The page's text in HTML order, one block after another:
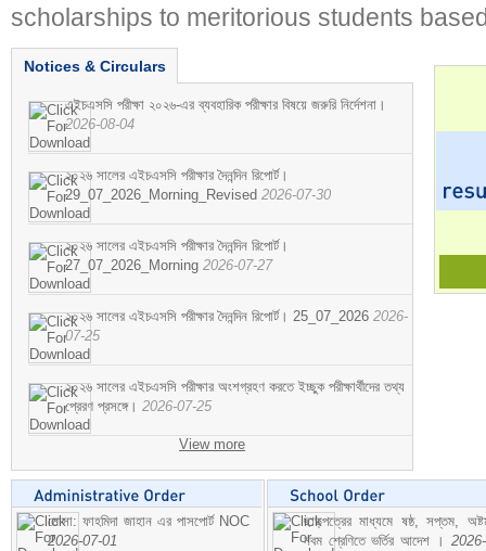
scholarships to meritorious students
Notices & Circulars
এইচএসসি পরীক্ষা ২০২৬-এর ব্যবহারিক পরীক্ষার বিষয়ে জরুরি নির্দেশনা।
2026-08-04
২০২৬ সালের এইচএসসি পরীক্ষার দৈনন্দিন রিপোর্ট।
29_07_2026_Morning_Revised 2026-07-30
২০২৬ সালের এইচএসসি পরীক্ষার দৈনন্দিন রিপোর্ট।
27_07_2026_Morning 2026-07-27
২০২৬ সালের এইচএসসি পরীক্ষার দৈনন্দিন রিপোর্ট। 25_07_2026 2026-
07-25
২০২৬ সালের এইচএসসি পরীক্ষার অংশগ্রহণ করতে ইচ্ছুক পরীক্ষার্থীদের তথ্য
প্রেরণ প্রসঙ্গে। 2026-07-25
View more
মোসা: ফাহমিদা জাহান এর পাসপোর্ট NOC
2026-07-01
ছাড়পত্রের মাধ্যমে ষষ্ঠ, সপ্তম,
নবম শ্রেণিতে ভর্তির আদেশ ।